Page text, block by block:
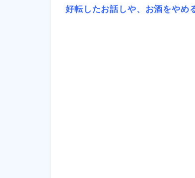
好転したお話しや、お酒をやめ